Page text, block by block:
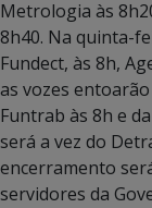
Metrologia às
8h40. Na quinta-
Fundect, às 8h,
as vozes
Funtrab às 8h e
será a vez do
encerramento
servidores da